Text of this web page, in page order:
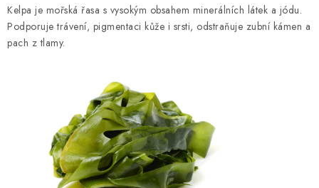
BACK ON TRACK
VĚRNOSTNÍ PROGRAM
ZNAČKY
PRODEJNA
Kelpa je mořská řasa s vysokým obsahem minerálních látek a jódu.
Podporuje trávení, pigmentaci kůže i srsti, odstraňuje zubní kámen a
pach z tlamy.